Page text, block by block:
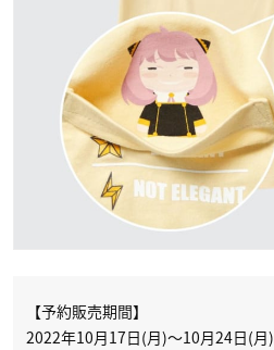
【予約販売期間】
2022年10月17日(月)〜10月24日(月)